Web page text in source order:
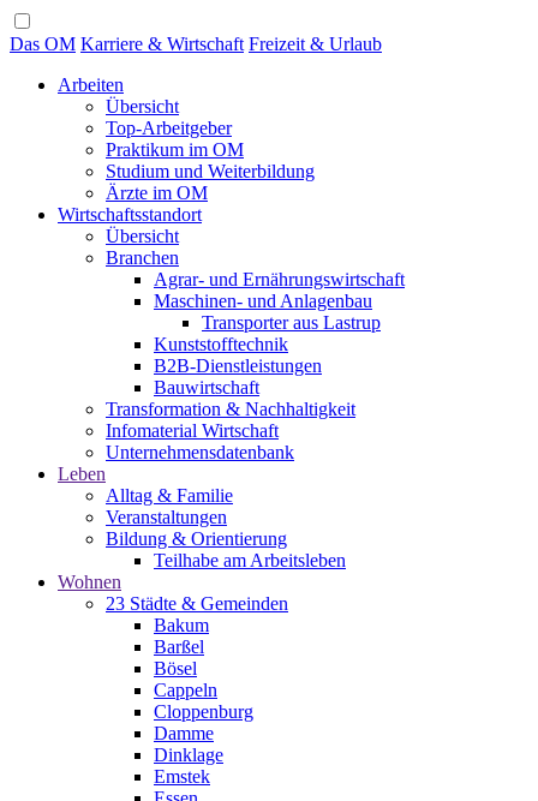
Das OM Karriere & Wirtschaft Freizeit & Urlaub
Arbeiten
Übersicht
Top-Arbeitgeber
Praktikum im OM
Studium und Weiterbildung
Ärzte im OM
Wirtschaftsstandort
Übersicht
Branchen
Agrar- und Ernährungswirtschaft
Maschinen- und Anlagenbau
Transporter aus Lastrup
Kunststofftechnik
B2B-Dienstleistungen
Bauwirtschaft
Transformation & Nachhaltigkeit
Infomaterial Wirtschaft
Unternehmensdatenbank
Leben
Alltag & Familie
Veranstaltungen
Bildung & Orientierung
Teilhabe am Arbeitsleben
Wohnen
23 Städte & Gemeinden
Bakum
Barßel
Bösel
Cappeln
Cloppenburg
Damme
Dinklage
Emstek